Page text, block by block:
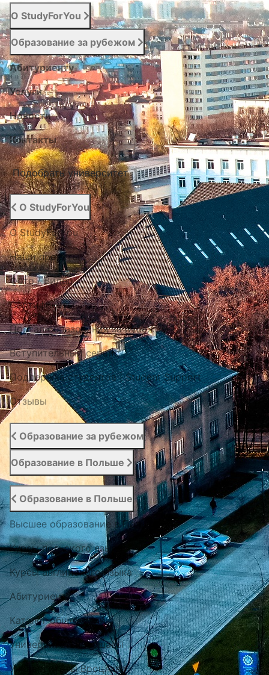
О StudyForYou
Образование за рубежом
Абитуриенту
Услуги
Новости
Контакты
Подобрать университет
О StudyForYou
О StudyForYou
Наши проекты
Фото / Видео
Cертификаты
Портал образования за рубежом
Вступительный сервис
Поддержка студентов | Student Support
Отзывы
Образование за рубежом
Образование в Польше
Образование в Польше
Высшее образование в Польше
Курсы польского языка
Курсы английского языка
Абитуриенту
Каталог общежитий
Университеты Варшавы
Университеты Вроцлава